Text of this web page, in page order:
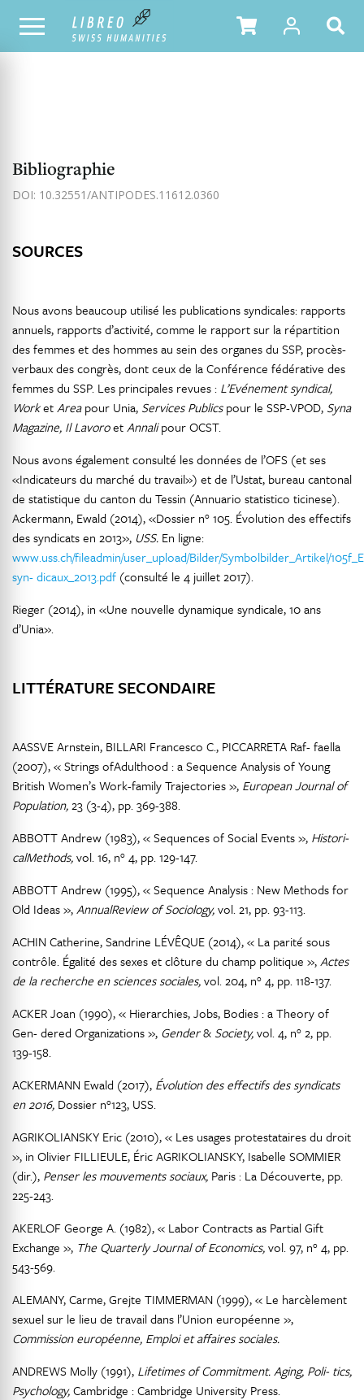
NOTRE CATALOGUE TABLE DES MATIÈRES
Bibliographie
DOI: 10.32551/ANTIPODES.11612.0360
SOURCES
Nous avons beaucoup utilisé les publications syndicales: rapports
annuels, rapports d’activité, comme le rapport sur la répartition
des femmes et des hommes au sein des organes du SSP, procès-
verbaux des congrès, dont ceux de la Conférence fédérative des
femmes du SSP. Les principales revues : L’Evénement syndical,
WorketAreapour Unia, Services Publicspour le SSP-VPOD, Syna
Magazine, Il LavoroetAnnalipour OCST.
Nous avons également consulté les données de l’OFS (et ses
«Indicateurs du marché du travail») et de l’Ustat, bureau cantonal
de statistique du canton du Tessin (Annuario statistico ticinese).
Ackermann, Ewald (2014), «Dossier n° 105. Évolution des effectifs
des syndicats en 2013», USS. En ligne:
www.uss.ch/fileadmin/user_upload/Bilder/Symbolbilder_Artikel/
syn- dicaux_2013.pdf (consulté le 4 juillet 2017).
Rieger (2014), in «Une nouvelle dynamique syndicale, 10 ans
d’Unia».
LITTÉRATURE SECONDAIRE
AASSVE Arnstein, BILLARI Francesco C., PICCARRETA Raf- faella
(2007), « Strings ofAdulthood : a Sequence Analysis of Young
British Women’s Work-family Trajectories », European Journal of
Population,23 (3-4), pp. 369-388.
ABBOTT Andrew (1983), « Sequences of Social Events », Histori-
calMethods,vol. 16, n° 4, pp. 129-147.
ABBOTT Andrew (1995), « Sequence Analysis : New Methods for
Old Ideas »,AnnualReview of Sociology,vol. 21, pp. 93-113.
ACHIN Catherine, Sandrine LÉVÊQUE (2014), « La parité sous
contrôle. Égalité des sexes et clôture du champ politique »,Actes
de la recherche en sciences sociales,vol. 204, n° 4, pp. 118-137.
ACKER Joan (1990), « Hierarchies, Jobs, Bodies : a Theory of
Gen- dered Organizations », Gender& Society,vol. 4, n° 2, pp.
139-158.
ACKERMANN Ewald (2017), Évolution des effectifs des syndicats
en 2016, Dossier n°123, USS.
AGRIKOLIANSKY Eric (2010), « Les usages protestataires du droit
», in Olivier FILLIEULE, Éric AGRIKOLIANSKY, Isabelle SOMMIER
(dir.), Penser les mouvements sociaux, Paris : La Découverte, pp.
225-243.
AKERLOF George A. (1982), « Labor Contracts as Partial Gift
Exchange », The Quarterly Journal of Economics,vol. 97, n° 4, pp.
543-569.
ALEMANY, Carme, Grejte TIMMERMAN (1999), « Le harcèlement
sexuel sur le lieu de travail dans l’Union européenne »,
Commission européenne, Emploi et affaires sociales.
ANDREWS Molly (1991), Lifetimes of Commitment. Aging, Poli- tics,
Psychology,Cambridge : Cambridge University Press.